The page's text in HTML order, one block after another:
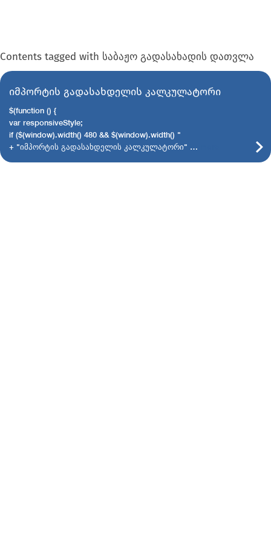
Contents tagged with საბაჟო გადასახადის დათვლა
იმპორტის გადასახდელის კალკულატორი
$(function () {
var responsiveStyle;
if ($(window).width() 480 && $(window).width() "
+ "იმპორტის გადასახდელის კალკულატორი" …